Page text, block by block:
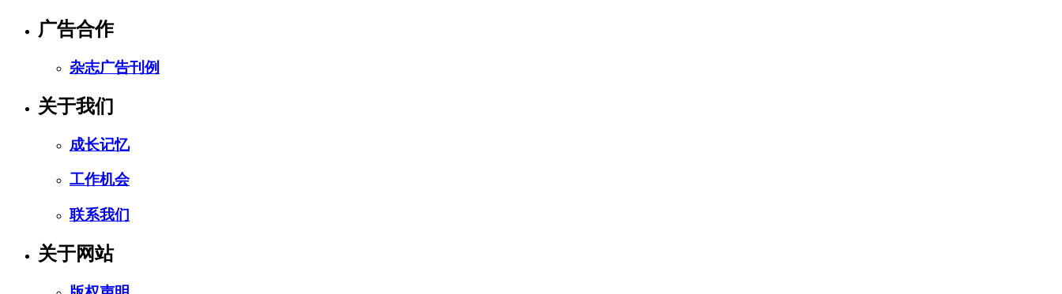
广告合作
杂志广告刊例
关于我们
成长记忆
工作机会
联系我们
关于网站